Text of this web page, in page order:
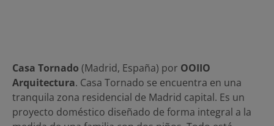
Casa Tornado (Madrid, España) por OOIIO
Arquitectura. Casa Tornado se encuentra en una
tranquila zona residencial de Madrid capital. Es un
proyecto doméstico diseñado de forma integral a la